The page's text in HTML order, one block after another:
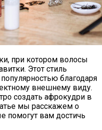
при котором волосы
Этот стиль
благодаря
внешнему виду.
создать афрокудри в
мы расскажем о
помогут вам достичь